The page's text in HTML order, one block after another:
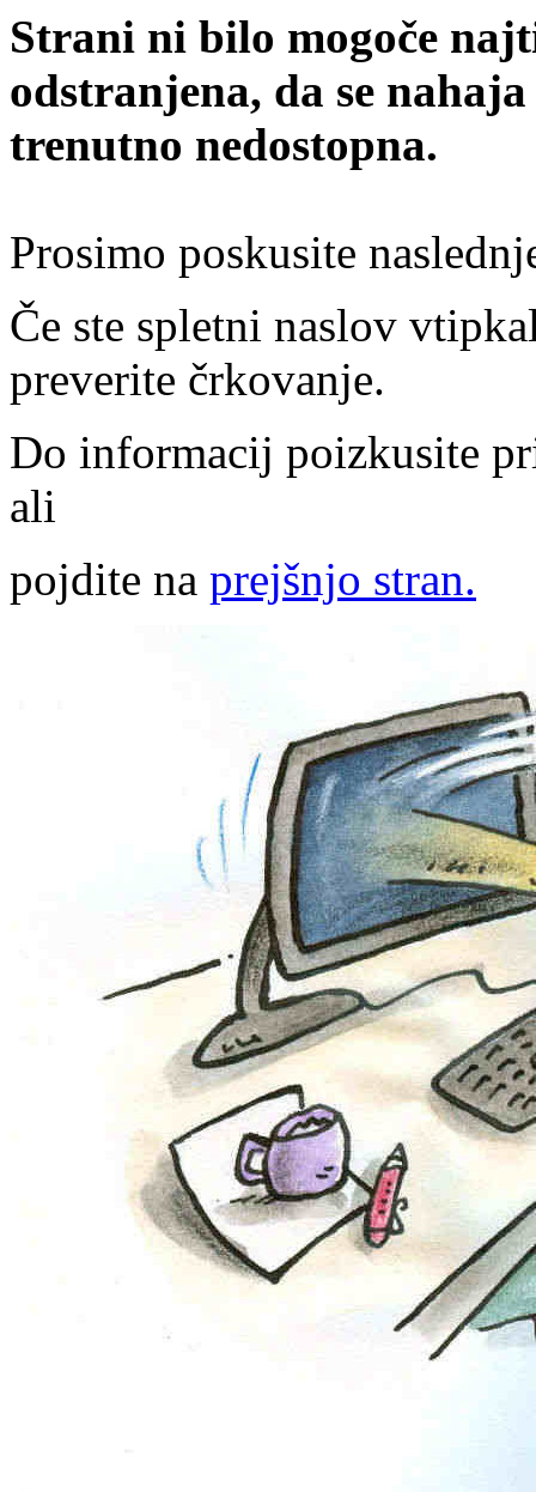
Strani ni bilo mogoče
odstranjena, da se
trenutno nedostopna.
Prosimo poskusite
Če ste spletni naslov
preverite črkovanje.
Do informacij poizkusite
ali
pojdite na prejšnjo stran.